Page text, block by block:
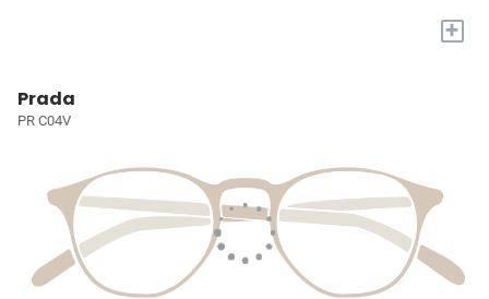
+
Prada
PR C04V